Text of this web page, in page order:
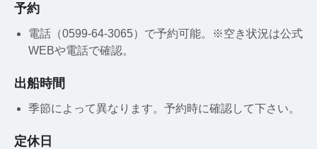
予約
電話（0599-64-3065）で予約可能。※空き状況は公式
WEBや電話で確認。
出船時間
季節によって異なります。予約時に確認して下さい。
定休日